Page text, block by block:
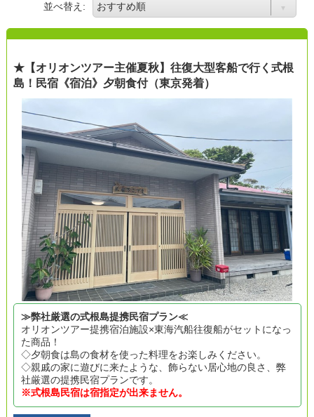
並べ替え:
★【オリオンツアー主催夏秋】往復大型客船で行く式根
島！民宿《宿泊》夕朝食付（東京発着）
≫弊社厳選の式根島提携民宿プラン≪
オリオンツアー提携宿泊施設×東海汽船往復船がセットになっ
た商品！
◇夕朝食は島の食材を使った料理をお楽しみください。
◇親戚の家に遊びに来たような、飾らない居心地の良さ、弊
社厳選の提携民宿プランです。
※式根島民宿は宿指定が出来ません。